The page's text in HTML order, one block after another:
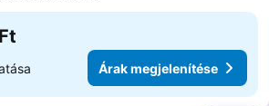
Árak megjelenítése